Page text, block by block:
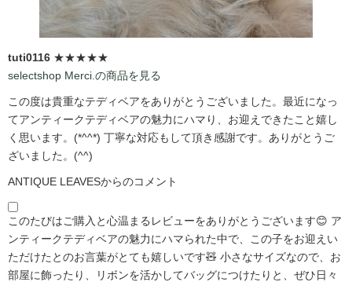
tuti0116 ★★★★★
selectshop Merci.の商品を見る
この度は貴重なテディベアをありがとうございました。最近になっ
てアンティークテディベアの魅力にハマり、お迎えできたこと嬉し
く思います。(*^^*) 丁寧な対応もして頂き感謝です。ありがとうご
ざいました。(^^)
ANTIQUE LEAVESからのコメント
このたびはご購入と心温まるレビューをありがとうございます😊 ア
ンティークテディベアの魅力にハマられた中で、この子をお迎えい
ただけたとのお言葉がとても嬉しいです🧸 小さなサイズなので、お
部屋に飾ったり、リボンを活かしてバッグにつけたりと、ぜひ日々